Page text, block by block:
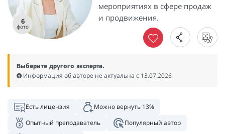
6
фото
мероприятиях в сфере продаж
и продвижения.
Выберите другого эксперта.
Информация об авторе не актуальна c 13.07.2026
Есть лицензия
Можно вернуть 13%
Опытный преподаватель
Популярный автор